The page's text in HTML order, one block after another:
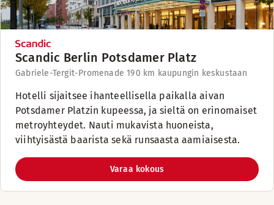
Scandic Berlin Potsdamer Platz
Gabriele-Tergit-Promenade 190 km kaupungin keskustaan
Hotelli sijaitsee ihanteellisella paikalla aivan
Potsdamer Platzin kupeessa, ja sieltä on erinomaiset
metroyhteydet. Nauti mukavista huoneista,
viihtyisästä baarista sekä runsaasta aamiaisesta.
Varaa kokous